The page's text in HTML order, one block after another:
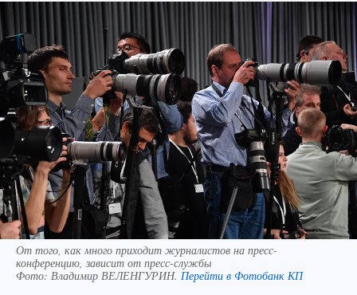
От того, как много приходит журналистов на пресс-
конференцию, зависит от пресс-службы
Фото: Владимир ВЕЛЕНГУРИН. Перейти в Фотобанк КП